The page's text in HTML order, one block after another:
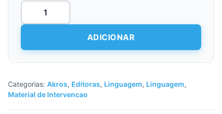
Quantidade
Amigos
10!
ADICIONAR
Categorias: Akros, Editoras, Linguagem, Linguagem,
Material de Intervencao